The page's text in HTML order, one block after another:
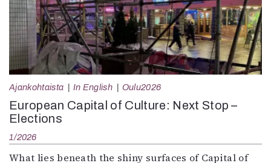
Ajankohtaista In English Oulu2026
European Capital of Culture: Next Stop –
Elections
1/2026
What lies beneath the shiny surfaces of Capital of